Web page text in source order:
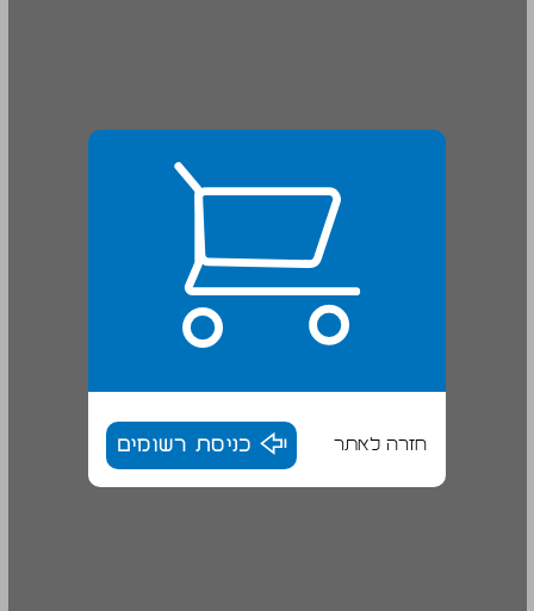
חזרה לאתר כניסת רשומים